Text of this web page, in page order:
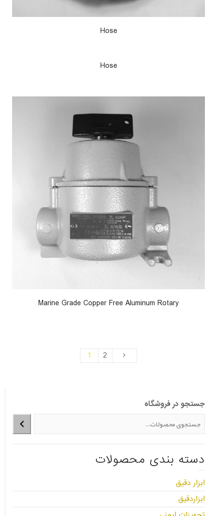
Hose
Hose
Marine Grade Copper Free Aluminum Rotary
1 2
جستجو در فروشگاه
دسته بندی محصولات
ابزار دقیق
ابزاردقیق